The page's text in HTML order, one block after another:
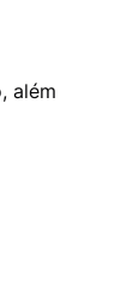
além